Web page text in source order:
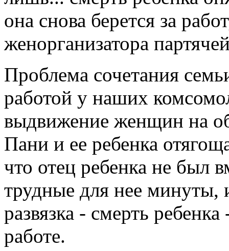
она снова берется за
женорганизатора
Проблема сочетания
работой у наших
выдвижение женщин на
Пани и ее ребенка
что отец ребенка не был
трудные для нее минуты,
развязка - смерть
работе.